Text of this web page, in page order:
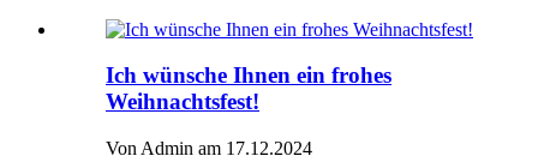
Ich wünsche Ihnen ein frohes
Weihnachtsfest!
Von Admin am 17.12.2024